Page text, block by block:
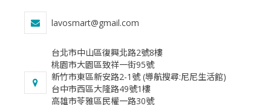
lavosmart@gmail.com
台北市中山區復興北路2號8樓
桃園市大園區致祥一街95號
新竹市東區新安路2-1號 (導航搜尋:尼尼生活館)
台中市西區大隆路49號1樓
​高雄市苓雅區民權一路30號